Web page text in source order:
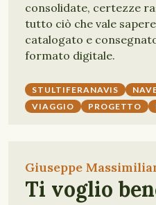
consolidate, certezze
tutto ciò che vale
catalogato e
formato digitale.
STULTIFERANAVIS
VIAGGIO
PROGETTO
Giuseppe
Ti voglio